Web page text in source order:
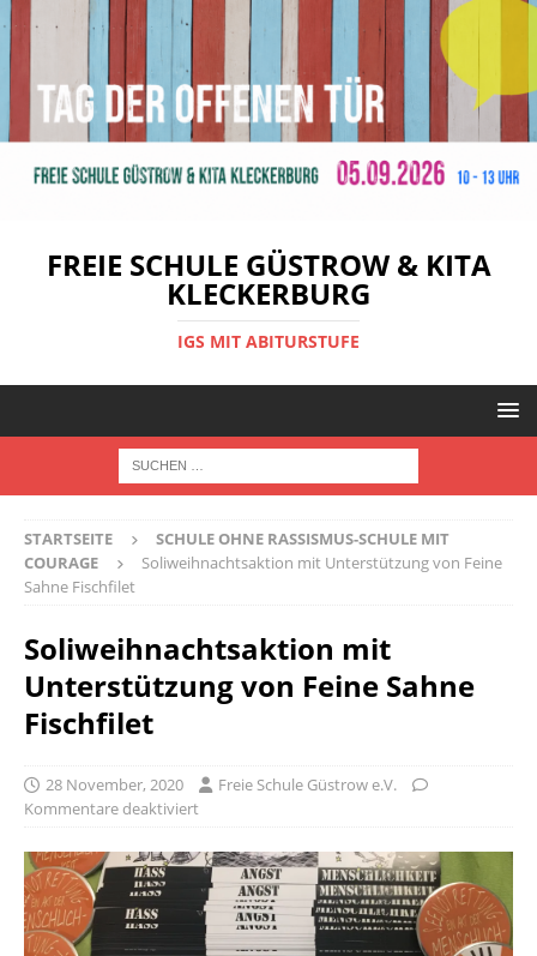
FREIE SCHULE GÜSTROW & KITA
KLECKERBURG
IGS MIT ABITURSTUFE
STARTSEITE
SCHULE OHNE RASSISMUS-SCHULE MIT
COURAGE
Soliweihnachtsaktion mit Unterstützung von Feine
Sahne Fischfilet
Soliweihnachtsaktion mit
Unterstützung von Feine Sahne
Fischfilet
28 November, 2020
Freie Schule Güstrow e.V.
Kommentare deaktiviert